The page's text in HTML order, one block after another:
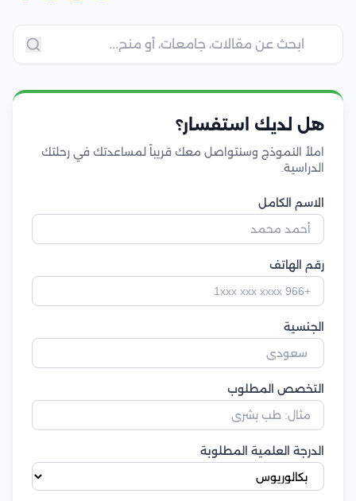
هل لديك استفسار؟
املأ النموذج وسنتواصل معك قريباً لمساعدتك في رحلتك
الدراسية.
الاسم الكامل
رقم الهاتف
الجنسية
التخصص المطلوب
الدرجة العلمية المطلوبة